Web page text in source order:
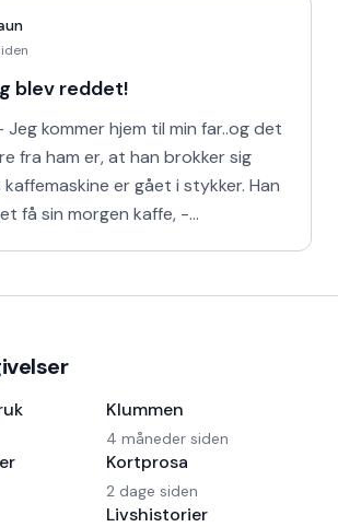
blev reddet!
Jeg kommer hjem til min far..og det
fra ham er, at han brokker sig
er gået i stykker. Han
få sin morgen kaffe, -
Klummen
4 måneder siden
Kortprosa
2 dage siden
Livshistorier